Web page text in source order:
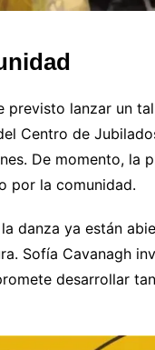
previsto lanzar un
Centro de
De momento, la
por la comunidad.
danza ya están
Sofía Cavanagh
desarrollar